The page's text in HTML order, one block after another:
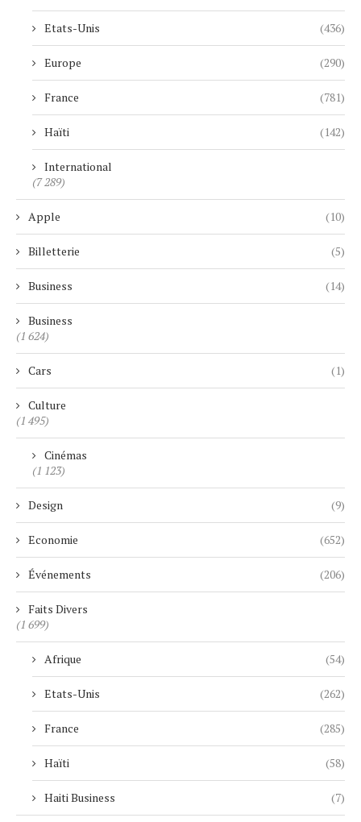
Etats-Unis (436)
Europe (290)
France (781)
Haïti (142)
International
(7 289)
Apple (10)
Billetterie (5)
Business (14)
Business
(1 624)
Cars (1)
Culture
(1 495)
Cinémas
(1 123)
Design (9)
Economie (652)
Événements (206)
Faits Divers
(1 699)
Afrique (54)
Etats-Unis (262)
France (285)
Haïti (58)
Haiti Business (7)